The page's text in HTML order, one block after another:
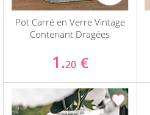
Pot Carré en Verre Vintage
Contenant Dragées
1.20 €